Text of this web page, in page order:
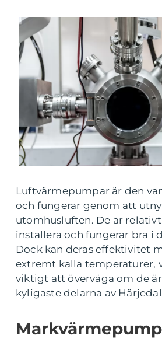
Luftvärmepumpar är den
och fungerar genom att
utomhusluften. De är
installera och fungerar bra i
Dock kan deras effektivitet
extremt kalla temperaturer,
viktigt att överväga om de
kyligaste delarna av